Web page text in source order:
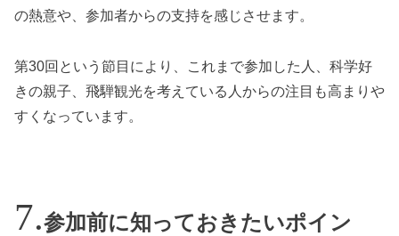
の熱意や、参加者からの支持を感じさせます。
第30回という節目により、これまで参加した人、科学好
きの親子、飛騨観光を考えている人からの注目も高まりや
すくなっています。
参加前に知っておきたいポイン